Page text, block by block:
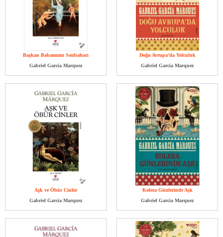
Başkan Babamızın Sonbaharı
Gabriel Garcia Marquez
Doğu Avrupa’da Yolculuk
Gabriel Garcia Marquez
Aşk ve Öbür Cinler
Gabriel Garcia Marquez
Kolera Günlerinde Aşk
Gabriel Garcia Marquez